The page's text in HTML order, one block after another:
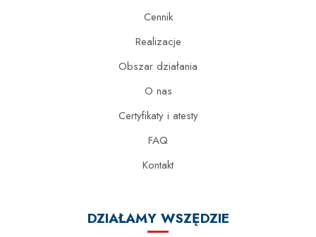
Cennik
Realizacje
Obszar działania
O nas
Certyfikaty i atesty
FAQ
Kontakt
DZIAŁAMY WSZĘDZIE